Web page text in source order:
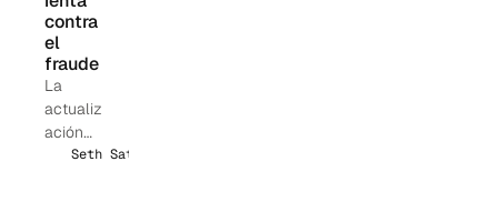
contra
el
fraude
La
actualiz
ación
de junio
Seth Sattler